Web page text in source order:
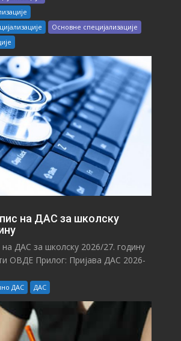
Основне специјализације
на ДАС за школску
на ДАС за школску 2026/27. годину
ОВДЕ Прилог: Пријава ДАС 2026-
ДАС ДАС